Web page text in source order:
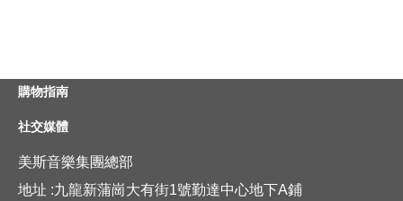
購物指南
社交媒體
美斯音樂集團總部
地址 :九龍新蒲崗大有街1號勤達中心地下A鋪